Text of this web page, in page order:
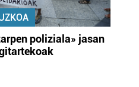
poliziala» jasan